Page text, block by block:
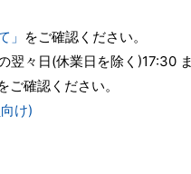
」 をご確認ください。
々日(休業日を除く)17:30
確認ください。
け)